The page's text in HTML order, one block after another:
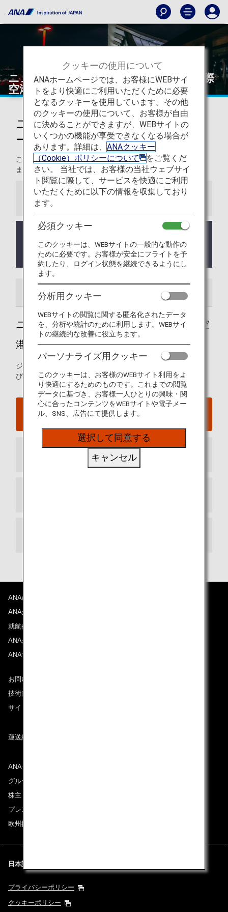
ニューヨーク - ジョン F.ケネディー国際
空港
ニューヨーク - ジョン F.ケネディ
ー国際空港からの発着
このページでは、ジョン・F・ケネディ国際空港から目的地
までの役立つ情報をご紹介します。
お知らせ
ミナル7周辺の工事が行われております。
お時間に余裕をもって空港へお越しください。
空港ガイド
ニューヨーク - ジョン F.ケネディー国際空
港ガイド
ジョン・F・ケネディ国際空港の発着ターミナルマップおよ
び空港内に関するその他の情報
ニューヨーク - ジョン F.ケネディー国際空港ウェブ
サイト
ANAについて
ANAからのお知らせ
就航都市
ANAがお約束する体験
ANAマイレージクラブ
お問い合わせ
技術的なお問い合わせ（推奨環境）
サイトマップ
運送約款
ANAグループについて
グループ企業一覧
株主・投資家情報
プレスリリース
欧州採用情報
日本語 | United Kingdom (都市と言語を選択してください)
プライバシーポリシー
クッキーポリシー
クッキーの使用について
ANAホームページでは、お客様にWEBサイ
トをより快適にご利用いただくために必要
となるクッキーを使用しています。その他
のクッキーの使用について、お客様が自由
に決めることができますが、WEBサイトの
いくつかの機能が享受できなくなる場合が
あります。詳細は、 ANAクッキー
（Cookie）ポリシーについて
をご覧くだ
さい。 当社では、お客様の当社ウェブサイ
ト閲覧に際して、サービスを快適にご利用
いただくために以下の情報を収集しており
ます。
必須クッキー
このクッキーは、WEBサイトの一般的な動作の
ために必要です。お客様が安全にフライトを予
約したり、ログイン状態を継続できるようにし
ます。
分析用クッキー
WEBサイトの閲覧に関する匿名化されたデータ
を、分析や統計のために利用します。WEBサイ
トの継続的な改善に役立ちます。
パーソナライズ用クッキー
このクッキーは、お客様のWEBサイト利用をよ
り快適にするためのものです。これまでの閲覧
データに基づき、お客様一人ひとりの興味・関
心に合ったコンテンツをWEBサイトや電子メー
ル、SNS、広告にて提供します。
選択して同意する
キャンセル